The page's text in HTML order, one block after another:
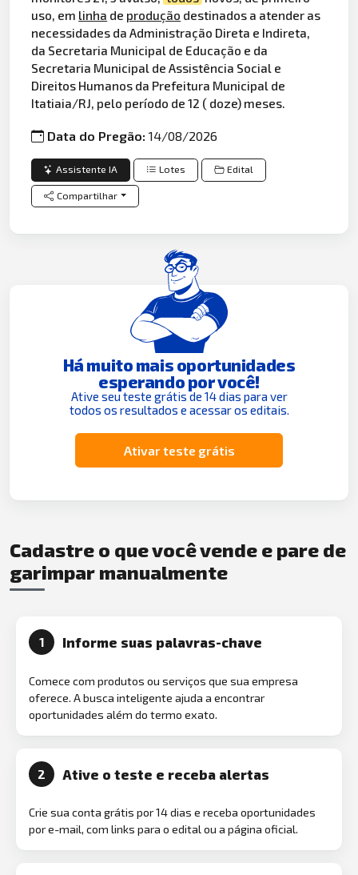
uso, em linha de produção destinados a atender as
necessidades da Administração Direta e Indireta,
da Secretaria Municipal de Educação e da
Secretaria Municipal de Assistência Social e
Direitos Humanos da Prefeitura Municipal de
Itatiaia/RJ, pelo período de 12 ( doze) meses.
Data do Pregão:14/08/2026
Assistente IA Lotes Edital
Compartilhar
Há muito mais oportunidades
esperando por você!
Ative seu teste grátis de 14 dias para ver
todos os resultados e acessar os editais.
Ativar teste grátis
Cadastre o que você vende e pare de
garimpar manualmente
1 Informe suas palavras-chave
Comece com produtos ou serviços que sua empresa
oferece. A busca inteligente ajuda a encontrar
oportunidades além do termo exato.
2 Ative o teste e receba alertas
Crie sua conta grátis por 14 dias e receba oportunidades
por e-mail, com links para o edital ou a página oficial.